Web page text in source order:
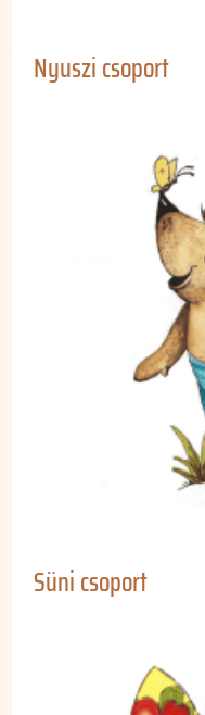
Nyuszi csoport
Süni csoport